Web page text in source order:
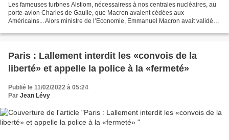
Les fameuses turbnes Alstiom, nécessairess à nos centrales nucléaires, au
porte-avion Charles de Gaulle, que Macron avaient cédées aux
Américains... Alors ministre de l’Economie, Emmanuel Macron avait validé
Paris : Lallement interdit les «convois de la
liberté» et appelle la police à la «fermeté»
Publié le 11/02/2022 à 05:24
Par Jean Lévy